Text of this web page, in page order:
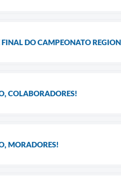
FINAL DO CAMPEONATO
COLABORADORES!
MORADORES!